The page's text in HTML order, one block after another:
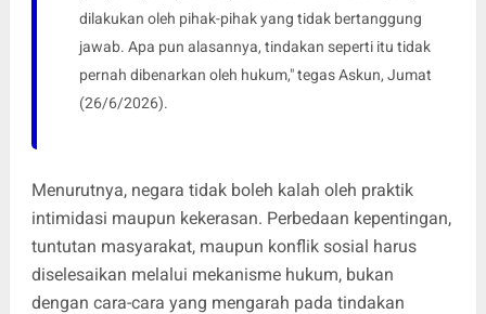
dilakukan oleh pihak-pihak yang tidak bertanggung
jawab. Apa pun alasannya, tindakan seperti itu tidak
pernah dibenarkan oleh hukum," tegas Askun, Jumat
(26/6/2026).
Menurutnya, negara tidak boleh kalah oleh praktik
intimidasi maupun kekerasan. Perbedaan kepentingan,
tuntutan masyarakat, maupun konflik sosial harus
diselesaikan melalui mekanisme hukum, bukan
dengan cara-cara yang mengarah pada tindakan